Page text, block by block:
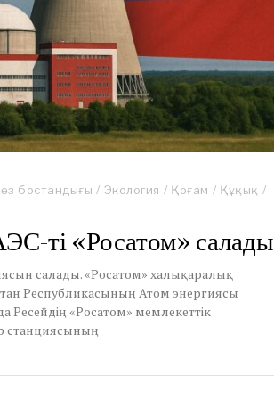
бостандығы / Экология / Қоғам / Құқық /
ті «Росатом» салады
салады. «Росатом» халықаралық
Республикасының Атом энергиясы
Ресейдің «Росатом» мемлекеттік
станциясының